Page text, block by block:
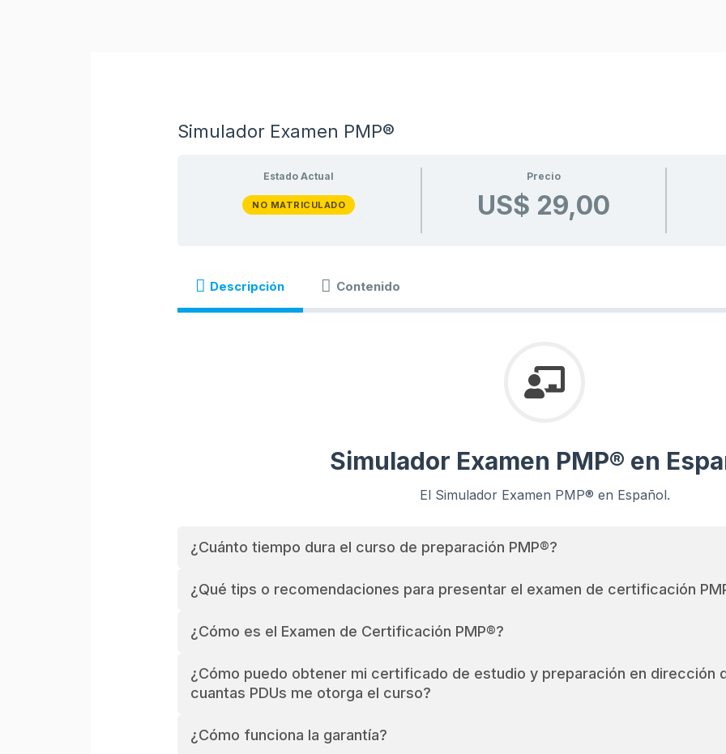
Simulador Examen PMP®
Estado Actual
NO MATRICULADO
Precio
US$ 29,00
Descripción Contenido
Simulador Examen PMP® en
El Simulador Examen PMP® en Español.
¿Cuánto tiempo dura el curso de preparación PMP®?
¿Qué tips o recomendaciones para presentar el examen de certificación
¿Cómo es el Examen de Certificación PMP®?
¿Cómo puedo obtener mi certificado de estudio y preparación en dirección
cuantas PDUs me otorga el curso?
¿Cómo funciona la garantía?